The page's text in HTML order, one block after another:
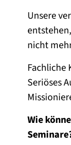
Unsere
nicht
Fachliche
Seriöses
Wie